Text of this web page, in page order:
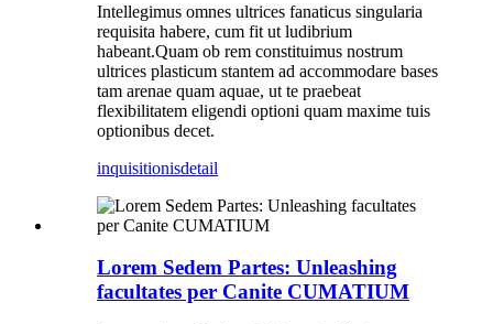
Intellegimus omnes ultrices fanaticus singularia
requisita habere, cum fit ut ludibrium
habeant.Quam ob rem constituimus nostrum
ultrices plasticum stantem ad accommodare bases
tam arenae quam aquae, ut te praebeat
flexibilitatem eligendi optioni quam maxime tuis
optionibus decet.
inquisitionisdetail
Lorem Sedem Partes: Unleashing
facultates per Canite CUMATIUM